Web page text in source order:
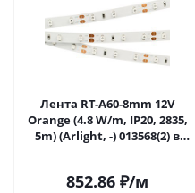
Лента RT-A60-8mm 12V
Orange (4.8 W/m, IP20, 2835,
5m) (Arlight, -) 013568(2) в
852.86 ₽/м